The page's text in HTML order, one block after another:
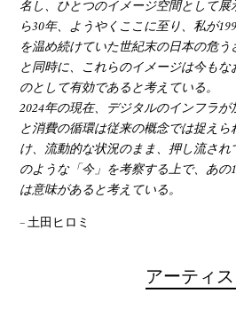
名し、ひとつのイメージ空間として
ら30年、ようやくここに至り、私が
を温め続けていた世紀末の日本の危
と同時に、これらのイメージは今もな
のとして有効であると考えている。
2024年の現在、デジタルのインフラ
と消費の循環は従来の概念では捉え
け、流動的な状況のまま、押し流さ
のような「今」を考察する上で、あの
は意味があると考えている。
– 土田ヒロミ
アーティス